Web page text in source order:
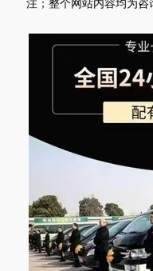
注；整个网站内容均为咨